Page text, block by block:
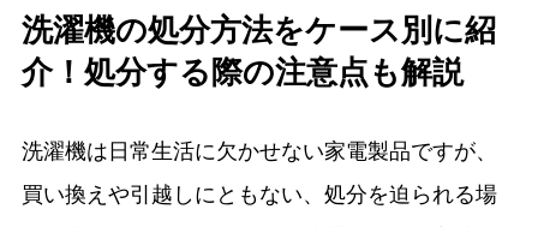
洗濯機の処分方法をケース別に紹
介！処分する際の注意点も解説
洗濯機は日常生活に欠かせない家電製品ですが、
買い換えや引越しにともない、処分を迫られる場